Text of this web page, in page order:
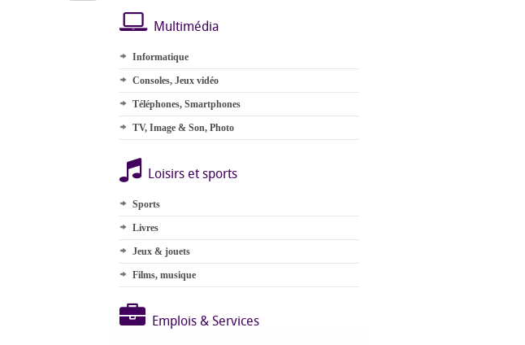
Multimédia
Informatique
Consoles, Jeux vidéo
Téléphones, Smartphones
TV, Image & Son, Photo
Loisirs et sports
Sports
Livres
Jeux & jouets
Films, musique
Emplois & Services